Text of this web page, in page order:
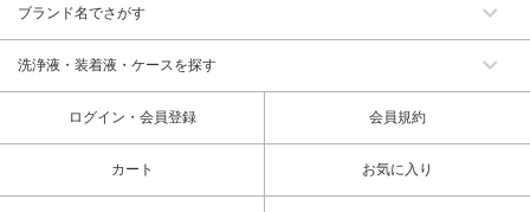
ブランド名でさがす
洗浄液・装着液・ケースを探す
ログイン・会員登録 会員規約
カート お気に入り